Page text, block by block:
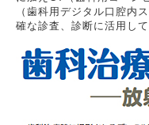
（歯科用デジタル口腔内
確な診査、診断に活用して